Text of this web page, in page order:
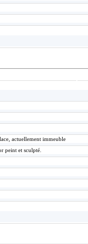
actuellement immeuble
peint et sculpté.